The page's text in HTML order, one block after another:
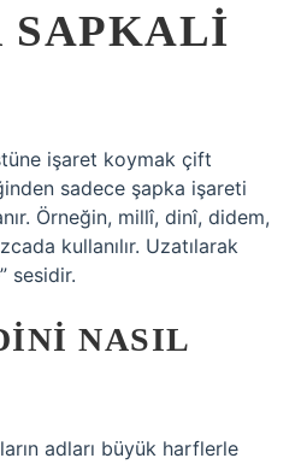
işaret koymak çift
sadece şapka işareti
Örneğin, millî, dinî, didem,
kullanılır. Uzatılarak
sesidir.
NASIL
adları büyük harflerle